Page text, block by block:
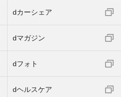
dカーシェア
dマガジン
dフォト
dヘルスケア